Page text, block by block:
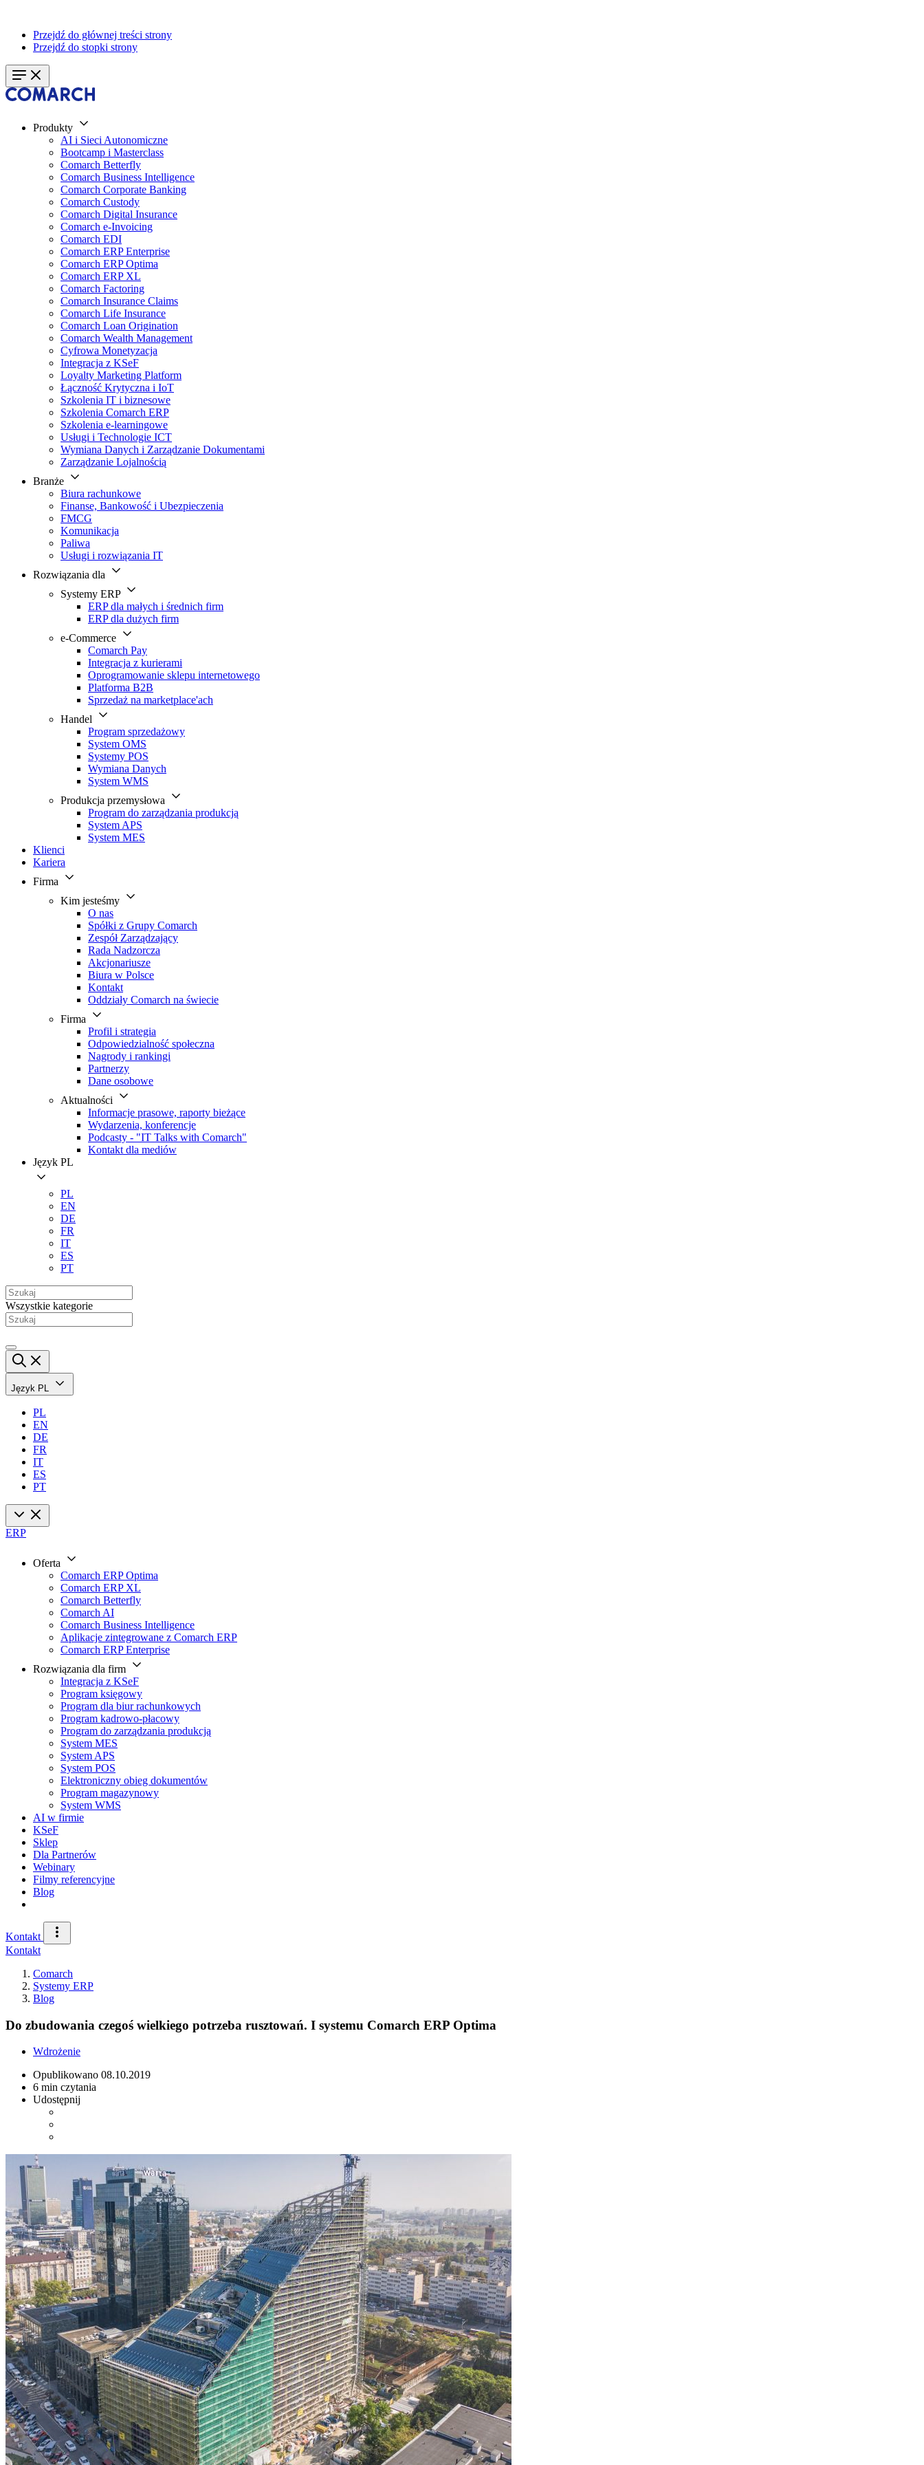
Przejdź do głównej treści strony
Przejdź do stopki strony
Produkty
AI i Sieci Autonomiczne
Bootcamp i Masterclass
Comarch Betterfly
Comarch Business Intelligence
Comarch Corporate Banking
Comarch Custody
Comarch Digital Insurance
Comarch e-Invoicing
Comarch EDI
Comarch ERP Enterprise
Comarch ERP Optima
Comarch ERP XL
Comarch Factoring
Comarch Insurance Claims
Comarch Life Insurance
Comarch Loan Origination
Comarch Wealth Management
Cyfrowa Monetyzacja
Integracja z KSeF
Loyalty Marketing Platform
Łączność Krytyczna i IoT
Szkolenia IT i biznesowe
Szkolenia Comarch ERP
Szkolenia e-learningowe
Usługi i Technologie ICT
Wymiana Danych i Zarządzanie Dokumentami
Zarządzanie Lojalnością
Branże
Biura rachunkowe
Finanse, Bankowość i Ubezpieczenia
FMCG
Komunikacja
Paliwa
Usługi i rozwiązania IT
Rozwiązania dla
Systemy ERP
ERP dla małych i średnich firm
ERP dla dużych firm
e-Commerce
Comarch Pay
Integracja z kurierami
Oprogramowanie sklepu internetowego
Platforma B2B
Sprzedaż na marketplace'ach
Handel
Program sprzedażowy
System OMS
Systemy POS
Wymiana Danych
System WMS
Produkcja przemysłowa
Program do zarządzania produkcją
System APS
System MES
Klienci
Kariera
Firma
Kim jesteśmy
O nas
Spółki z Grupy Comarch
Zespół Zarządzający
Rada Nadzorcza
Akcjonariusze
Biura w Polsce
Kontakt
Oddziały Comarch na świecie
Firma
Profil i strategia
Odpowiedzialność społeczna
Nagrody i rankingi
Partnerzy
Dane osobowe
Aktualności
Informacje prasowe, raporty bieżące
Wydarzenia, konferencje
Podcasty - "IT Talks with Comarch"
Kontakt dla mediów
Język PL
PL
EN
DE
FR
IT
ES
PT
Wszystkie kategorie
Język PL
PL
EN
DE
FR
IT
ES
PT
ERP
Oferta
Comarch ERP Optima
Comarch ERP XL
Comarch Betterfly
Comarch AI
Comarch Business Intelligence
Aplikacje zintegrowane z Comarch ERP
Comarch ERP Enterprise
Rozwiązania dla firm
Integracja z KSeF
Program księgowy
Program dla biur rachunkowych
Program kadrowo-płacowy
Program do zarządzania produkcją
System MES
System APS
System POS
Elektroniczny obieg dokumentów
Program magazynowy
System WMS
AI w firmie
KSeF
Sklep
Dla Partnerów
Webinary
Filmy referencyjne
Blog
Kontakt
Kontakt
Comarch
Systemy ERP
Blog
Do zbudowania czegoś wielkiego potrzeba rusztowań. I systemu Comarch ERP Optima
Wdrożenie
Opublikowano 08.10.2019
6 min czytania
Udostępnij